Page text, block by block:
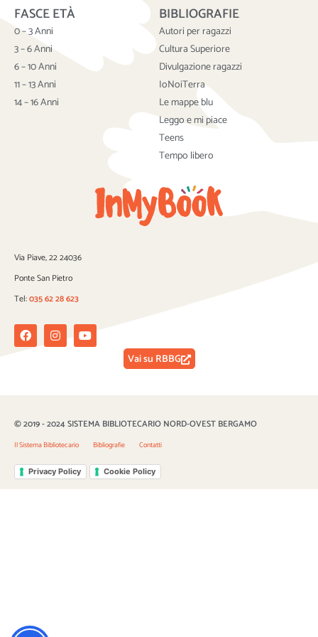
t
t
e
r
t
u
b
e
FASCE ETÀ
0 – 3 Anni
3 – 6 Anni
6 – 10 Anni
11 – 13 Anni
14 – 16 Anni
BIBLIOGRAFIE
Autori per ragazzi
Cultura Superiore
Divulgazione ragazzi
IoNoiTerra
Le mappe blu
Leggo e mi piace
Teens
Tempo libero
Via Piave, 22 24036
Ponte San Pietro
Tel:035 62 28 623
FacebookInstagramYoutube
Vai su RBBG
© 2019 - 2024 SISTEMA BIBLIOTECARIO NORD-OVEST BERGAMO
Il Sistema Bibliotecario Bibliografie Contatti
Privacy Policy Cookie Policy